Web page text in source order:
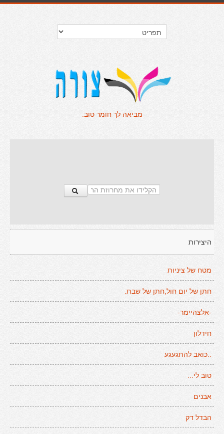
מביאה לך חומר טוב.
היצירות
מטח של ציניות
חתן של יום חול,חתן של שבת.
-אלצהיימר-
חידלון
..כואב להתגעגע
טוב לי...
אבנים
הבדל דק